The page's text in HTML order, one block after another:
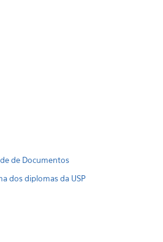
de Documentos
dos diplomas da USP